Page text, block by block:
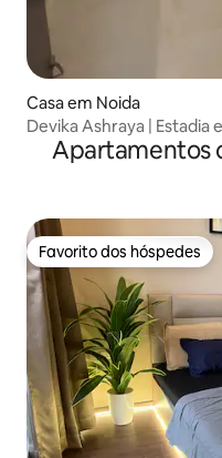
Casa em Noida
Devika Ashraya | Estadia
MartApartamentos
Favorito dos hóspedes
Favorito dos hóspedes